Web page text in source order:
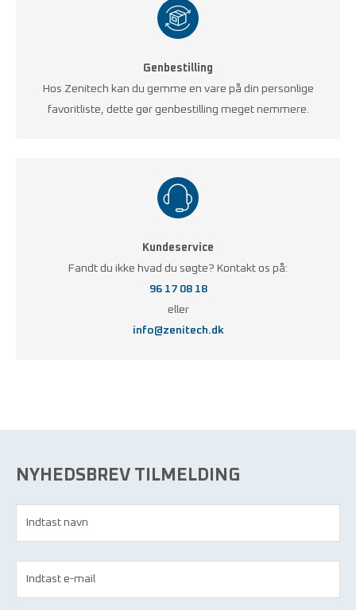
Genbestilling
Hos Zenitech kan du gemme en vare på din personlige
favoritliste, dette gør genbestilling meget nemmere.
Kundeservice
Fandt du ikke hvad du søgte? Kontakt os på:
96 17 08 18
eller
info@zenitech.dk
NYHEDSBREV TILMELDING